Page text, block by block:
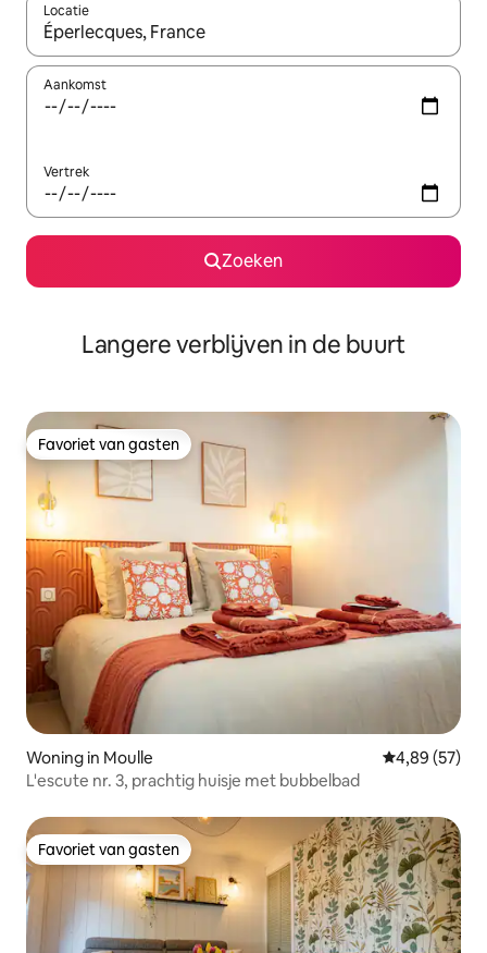
Locatie
Wanneer er resultaten beschikbaar zijn, maak je een keuze
Aankomst
Vertrek
Zoeken
Langere verblijven in de buurt
Favoriet van gasten
Favoriet van gasten
Woning in Moulle Gemiddelde
4,89 (57)
L'escute nr. 3, prachtig huisje met bubbelbad
Favoriet van gasten
Favoriet van gasten